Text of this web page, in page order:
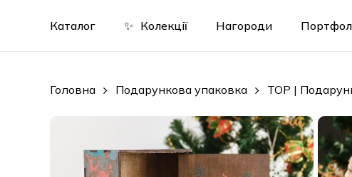
Каталог ✨ Колекції Нагороди
Головна Подарункова упаковка TOP |